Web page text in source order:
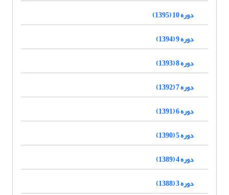
دوره 10 (1395)
دوره 9 (1394)
دوره 8 (1393)
دوره 7 (1392)
دوره 6 (1391)
دوره 5 (1390)
دوره 4 (1389)
دوره 3 (1388)